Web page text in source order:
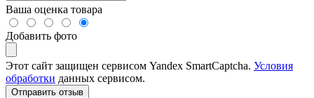
Ваша оценка товара
Добавить фото
Этот сайт защищен сервисом Yandex SmartCaptcha. Условия
обработки данных сервисом.
Отправить отзыв